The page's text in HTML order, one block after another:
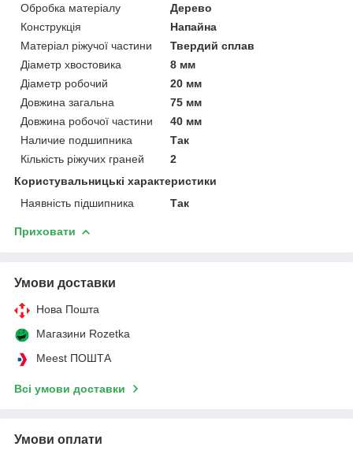
Обробка матеріалу
Дерево
Конструкція
Напайна
Матеріал ріжучої частини
Твердий сплав
Діаметр хвостовика
8 мм
Діаметр робочий
20 мм
Довжина загальна
75 мм
Довжина робочої частини
40 мм
Наличие подшипника
Так
Кількість ріжучих граней
2
Користувальницькі характеристики
Наявність підшипника
Так
Приховати
Умови доставки
Нова Пошта
Магазини Rozetka
Meest ПОШТА
Всі умови доставки
Умови оплати